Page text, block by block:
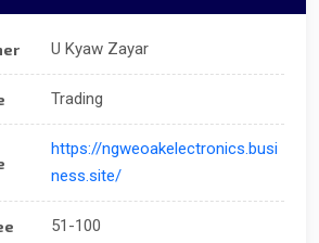
U Kyaw Zayar
Trading
https://ngweoakelectronics.busi
ness.site/
51-100